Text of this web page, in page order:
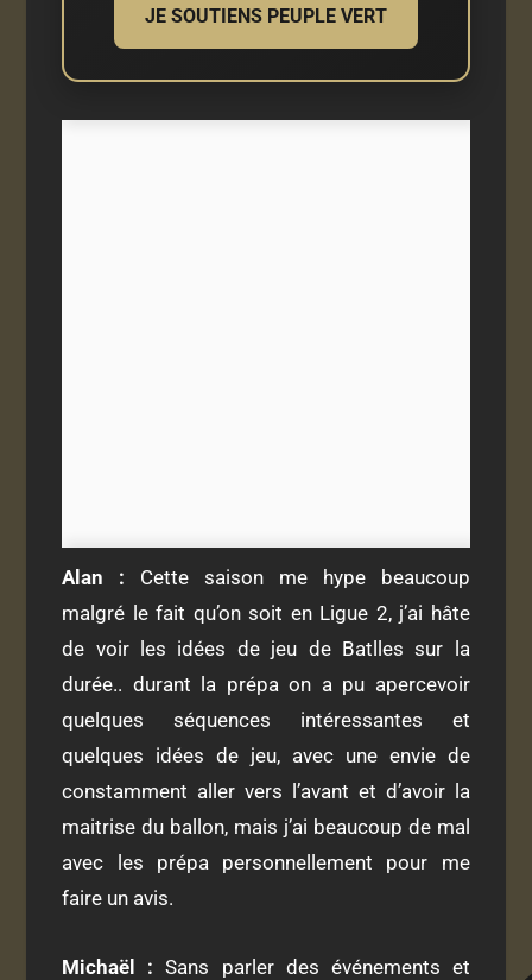
JE SOUTIENS PEUPLE VERT
Alan : Cette saison me hype beaucoup
malgré le fait qu’on soit en Ligue 2, j’ai hâte
de voir les idées de jeu de Batlles sur la
durée.. durant la prépa on a pu apercevoir
quelques séquences intéressantes et
quelques idées de jeu, avec une envie de
constamment aller vers l’avant et d’avoir la
maitrise du ballon, mais j’ai beaucoup de mal
avec les prépa personnellement pour me
faire un avis.
Michaël : Sans parler des événements et